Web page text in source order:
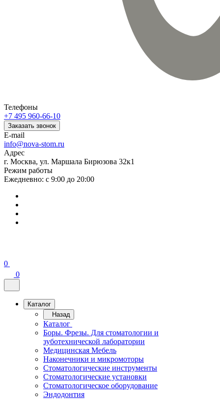
Телефоны
+7 495 960-66-10
Заказать звонок
E-mail
info@nova-stom.ru
Адрес
г. Москва, ул. Маршала Бирюзова 32к1
Режим работы
Ежедневно: с 9:00 до 20:00
0
0
Каталог
Назад
Каталог
Боры. Фрезы. Для стоматологии и
зуботехнической лаборатории
Медицинская Мебель
Наконечники и микромоторы
Стоматологические инструменты
Стоматологические установки
Стоматологическое оборудование
Эндодонтия